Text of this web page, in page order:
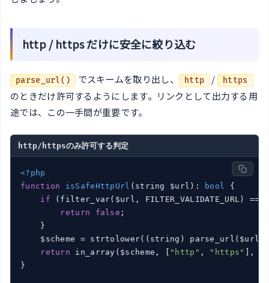
http / https だけに安全に絞り込む
parse_url() でスキームを取り出し、 http / https
のときだけ許可するようにします。リンクとして出力する用
途では、この一手間が重要です。
http/httpsのみ許可する判定
<?php
function
isSafeHttpUrl (string $url) : bool
{
if (filter_var($url, FILTER_VALIDATE_URL)
return
false ;
    }
$scheme = strtolower((string) parse_url($url,
return in_array($scheme, [ "http" , "https" ],
}